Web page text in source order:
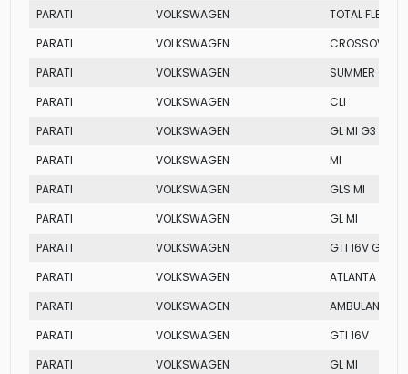
PARATI
VOLKSWAGEN
TOTAL FLEX
PARATI
VOLKSWAGEN
CROSSOVER
PARATI
VOLKSWAGEN
SUMMER G3
PARATI
VOLKSWAGEN
CLI
PARATI
VOLKSWAGEN
GL MI G3
PARATI
VOLKSWAGEN
MI
PARATI
VOLKSWAGEN
GLS MI
PARATI
VOLKSWAGEN
GL MI
PARATI
VOLKSWAGEN
GTI 16V G3
PARATI
VOLKSWAGEN
ATLANTA
PARATI
VOLKSWAGEN
AMBULANCIA
PARATI
VOLKSWAGEN
GTI 16V
PARATI
VOLKSWAGEN
GL MI